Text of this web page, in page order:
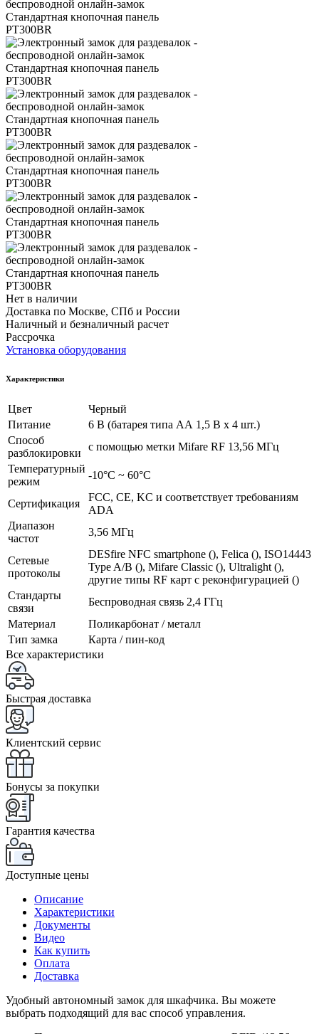
Нет в наличии
Доставка по Москве, СПб и России
Наличный и безналичный расчет
Рассрочка
Установка оборудования
Характеристики
Цвет
Черный
Питание
6 В (батарея типа АА 1,5 В х 4 шт.)
Способ
разблокировки
с помощью метки Mifare RF 13,56 МГц
Температурный
режим
-10°С ~ 60°С
Сертификация
FCC, CE, KC и соответствует требованиям
ADA
Диапазон
частот
3,56 МГц
Сетевые
протоколы
DESfire NFC smartphone (), Felica (), ISO14443
Type A/B (), Mifare Classic (), Ultralight (),
другие типы RF карт с реконфигурацией ()
Стандарты
связи
Беспроводная связь 2,4 ГГц
Материал
Поликарбонат / металл
Тип замка
Карта / пин-код
Все характеристики
Быстрая доставка
Клиентский сервис
Бонусы за покупки
Гарантия качества
Доступные цены
Описание
Характеристики
Документы
Видео
Как купить
Оплата
Доставка
Удобный автономный замок для шкафчика. Вы можете
выбрать подходящий для вас способ управления.